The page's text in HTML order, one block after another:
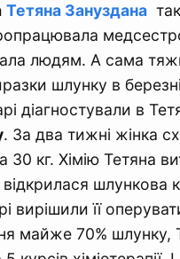
Тетяна Зануздана
людям. А сама
шлунку в
діагностували в
. За два тижні жінка
30 кг. Хімію Тетяна
відкрилася шлункова
вирішили її
майже 70% шлунку,